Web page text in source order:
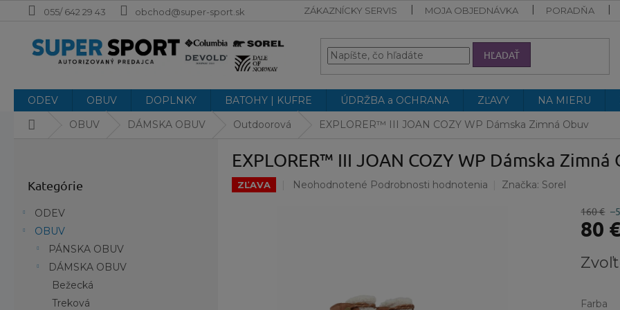
055/ 642 29 43 obchod@super-sport.sk ZÁKAZNÍCKY SERVIS MOJA OBJEDNÁVKA PORADŇA
HĽADAŤ
ODEV OBUV DOPLNKY BATOHY | KUFRE ÚDRŽBA a OCHRANA ZĽAVY NA MIERU
DomovOBUV DÁMSKA OBUV Outdoorová EXPLORER™ III JOAN COZY WP Dámska Zimná Obuv
kategórie
Kategórie
ODEV
OBUV
PÁNSKA OBUV
DÁMSKA OBUV
Bežecká
Treková
EXPLORER™ III JOAN COZY WP Dámska Zimná
ZĽAVA
Priemerné
Neohodnotené Podrobnosti hodnotenia Značka: Sorel
160 €
80 €
cena:
Farba